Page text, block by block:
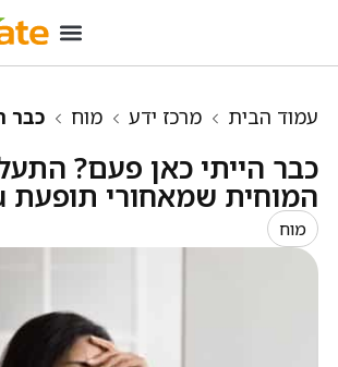
עמוד הבית מרכז ידע מוח
כבר
כבר הייתי כאן פעם?
המוחית שמאחורי תופעת Deja Vu
מוח